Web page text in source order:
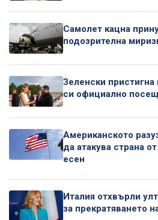
Самолет кацна
подозрителна
Зеленски
си официално
Американското
да атакува страна
есен
Италия отхвърли
за прекратяването